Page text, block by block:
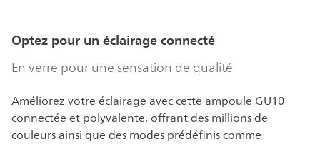
Optez pour un éclairage connecté
En verre pour une sensation de qualité
Améliorez votre éclairage avec cette ampoule GU10
connectée et polyvalente, offrant des millions de
couleurs ainsi que des modes prédéfinis comme